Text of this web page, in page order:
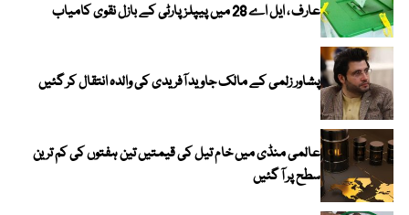
عارف ، ایل اے 28 میں پیپلز پارٹی کے بازل نقوی کامیاب
پشاور زلمی کے مالک جاوید آفریدی کی والدہ انتقال کر گئیں
عالمی منڈی میں خام تیل کی قیمتیں تین ہفتوں کی کم ترین
سطح پر آ گئیں